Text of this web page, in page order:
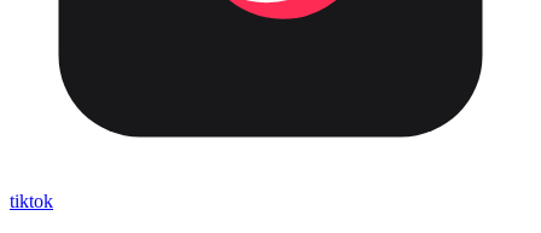
tiktok